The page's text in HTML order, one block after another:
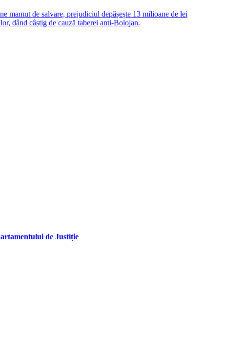
mamut de salvare, prejudiciul depășește 13 milioane de lei
dând câștig de cauză taberei anti-Bolojan.
de Justiție